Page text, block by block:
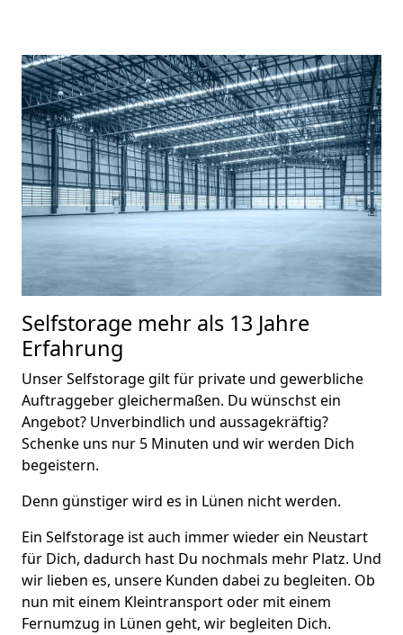
Selfstorage mehr als 13 Jahre
Erfahrung
Unser Selfstorage gilt für private und gewerbliche
Auftraggeber gleichermaßen. Du wünschst ein
Angebot? Unverbindlich und aussagekräftig?
Schenke uns nur 5 Minuten und wir werden Dich
begeistern.
Denn günstiger wird es in Lünen nicht werden.
Ein Selfstorage ist auch immer wieder ein Neustart
für Dich, dadurch hast Du nochmals mehr Platz. Und
wir lieben es, unsere Kunden dabei zu begleiten. Ob
nun mit einem Kleintransport oder mit einem
Fernumzug in Lünen geht, wir begleiten Dich.